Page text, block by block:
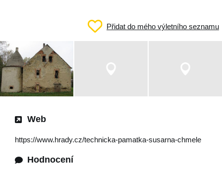
Přidat do mého výletního seznamu
Web
https://www.hrady.cz/technicka-pamatka-susarna-chmele
Hodnocení